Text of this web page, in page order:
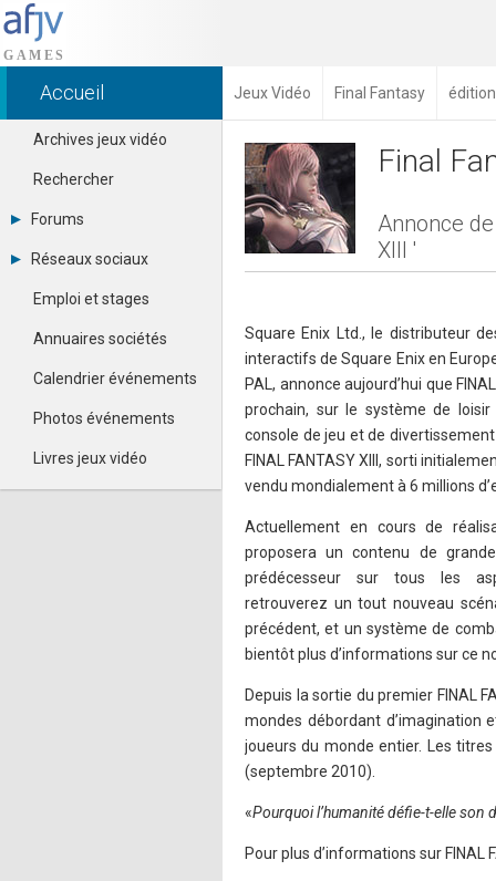
Accueil Jeux Vidéo Final Fantasy
Archives jeux vidéo
Rechercher
Forums
Tous les forums
Se connecter
Contacter un modérateur
Réseaux sociaux
Dailymotion
Facebook
Google+
Pinterest
Youtube
Emploi et stages
Annuaires sociétés
Calendrier événements
Photos événements
Livres jeux vidéo
Final
Annonce
XIII '
Square Enix Ltd., le distributeur
interactifs de Square Enix en
PAL, annonce aujourd’hui que
prochain, sur le système de
console de jeu et de
FINAL FANTASY XIII, sorti
vendu mondialement à 6 millions
Actuellement en cours de
proposera un contenu de
prédécesseur sur tous les
retrouverez un tout nouveau
précédent, et un système de
bientôt plus d’informations sur ce
Depuis la sortie du premier FINAL
mondes débordant d’imagination
joueurs du monde entier. Les
(septembre 2010).
«Pourquoi l’humanité défie-t-elle son
Pour plus d’informations sur FINAL